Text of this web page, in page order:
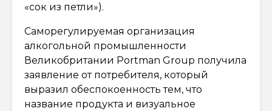
«сок из петли»).
Саморегулируемая организация
алкогольной промышленности
Великобритании Portman Group получила
заявление от потребителя, который
выразил обеспокоенность тем, что
название продукта и визуальное